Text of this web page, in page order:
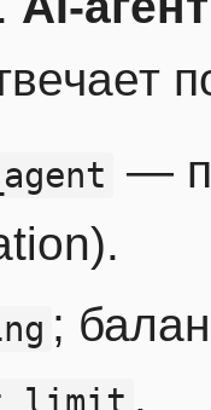
—
;
.